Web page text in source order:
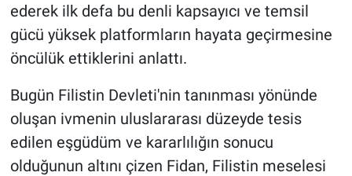
ederek ilk defa bu denli kapsayıcı ve temsil
gücü yüksek platformların hayata geçirmesine
öncülük ettiklerini anlattı.
Bugün Filistin Devleti'nin tanınması yönünde
oluşan ivmenin uluslararası düzeyde tesis
edilen eşgüdüm ve kararlılığın sonucu
olduğunun altını çizen Fidan, Filistin meselesi